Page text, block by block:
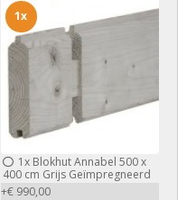
1xBlokhut Annabel 500 x
400 cm Grijs Geïmpregneerd
+€ 990,00
1x